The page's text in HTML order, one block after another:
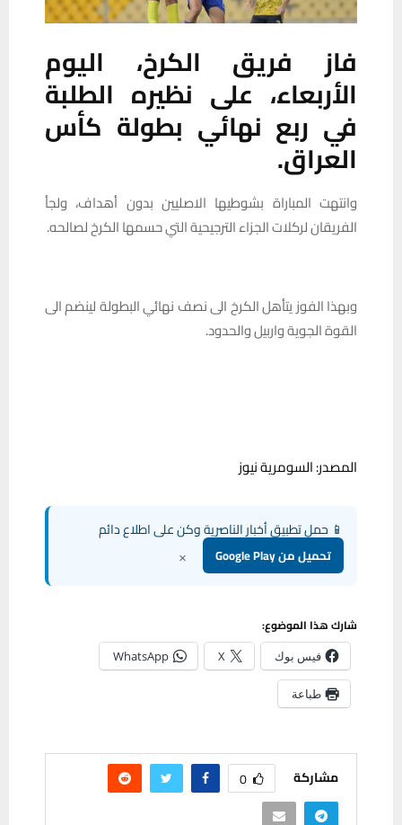
فاز فريق الكرخ، اليوم
الأربعاء، على نظيره الطلبة
في ربع نهائي بطولة كأس
العراق.
وانتهت المباراة بشوطيها الاصليين بدون أهداف، ولجأ
الفريقان لركلات الجزاء الترجيحية التي حسمها الكرخ لصالحه.
وبهذا الفوز يتأهل الكرخ الى نصف نهائي البطولة لينضم الى
القوة الجوية واربيل والحدود.
المصدر: السومرية نيوز
📱 حمل تطبيق أخبار الناصرية وكن على اطلاع دائم
تحميل من Google Play ×
شارك هذا الموضوع:
فيس بوك X
WhatsApp
طباعة
مشاركة 0